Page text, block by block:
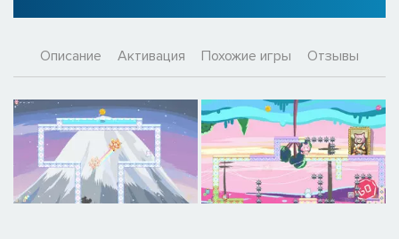
Описание Активация Похожие игры Отзывы